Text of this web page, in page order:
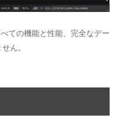
ての機能と性能、完全なデー
ん。